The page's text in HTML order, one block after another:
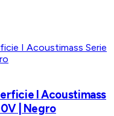
I Acoustimass
| Negro